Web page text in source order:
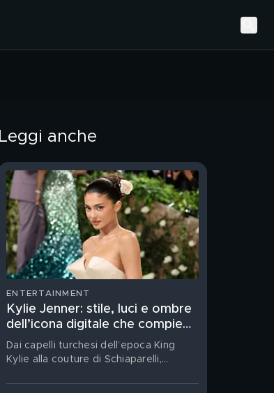
Leggi anche
ENTERTAINMENT
Kylie Jenner: stile, luci e ombre
dell’icona digitale che compie
29 anni
Dai capelli turchesi dell’epoca King
Kylie alla couture di Schiaparelli,
globale al nuovo corso del